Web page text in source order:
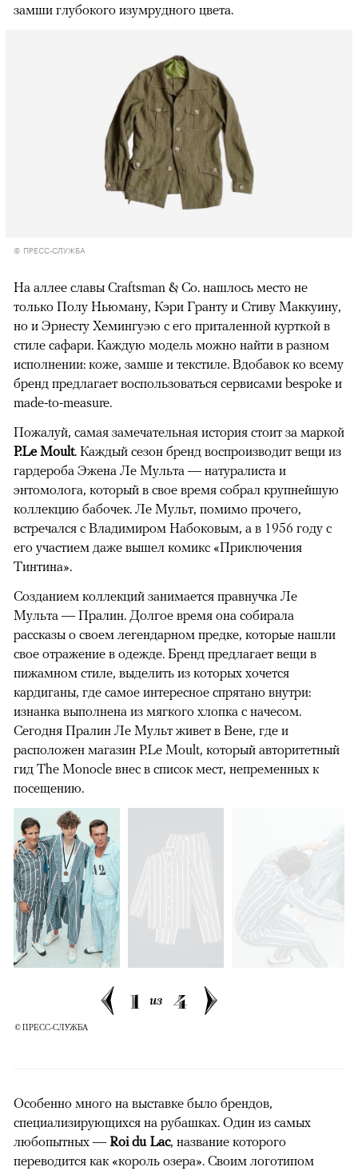
замши глубокого изумрудного цвета.
© ПРЕСС-СЛУЖБА
На аллее славы Craftsman & Co. нашлось место не
только Полу Ньюману, Кэри Гранту и Стиву Маккуину,
но и Эрнесту Хемингуэю с его приталенной курткой в
стиле сафари. Каждую модель можно найти в разном
исполнении: коже, замше и текстиле. Вдобавок ко всему
бренд предлагает воспользоваться сервисами bespoke и
made-to-measure.
Пожалуй, самая замечательная история стоит за маркой
P.Le Moult. Каждый сезон бренд воспроизводит вещи из
гардероба Эжена Ле Мульта — натуралиста и
энтомолога, который в свое время собрал крупнейшую
коллекцию бабочек. Ле Мульт, помимо прочего,
встречался с Владимиром Набоковым, а в 1956 году с
его участием даже вышел комикс «Приключения
Тинтина».
Созданием коллекций занимается правнучка Ле
Мульта — Пралин. Долгое время она собирала
рассказы о своем легендарном предке, которые нашли
свое отражение в одежде. Бренд предлагает вещи в
пижамном стиле, выделить из которых хочется
кардиганы, где самое интересное спрятано внутри:
изнанка выполнена из мягкого хлопка с начесом.
Сегодня Пралин Ле Мульт живет в Вене, где и
расположен магазин P.Le Moult, который авторитетный
гид The Monocle внес в список мест, непременных к
посещению.
1 из 4
© ПРЕСС-СЛУЖБА
Особенно много на выставке было брендов,
специализирующихся на рубашках. Один из самых
любопытных — Roi du Lac, название которого
переводится как «король озера». Своим логотипом